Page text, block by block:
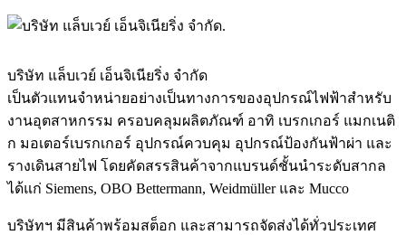
บริษัท แล็บเวย์ เอ็นจิเนียริ่ง จำกัด
เป็นตัวแทนจำหน่ายอย่างเป็นทางการของอุปกรณ์ไฟฟ้าสำหรับ
งานอุตสาหกรรม ครอบคลุมผลิตภัณฑ์ อาทิ เบรกเกอร์ แมกเนติ
ก มอเตอร์เบรกเกอร์ อุปกรณ์ควบคุม อุปกรณ์ป้องกันฟ้าผ่า และ
รางเดินสายไฟ โดยคัดสรรสินค้าจากแบรนด์ชั้นนำระดับสากล
ได้แก่ Siemens, OBO Bettermann, Weidmüller และ Mucco
บริษัทฯ มีสินค้าพร้อมสต็อก และสามารถจัดส่งได้ทั่วประเทศ